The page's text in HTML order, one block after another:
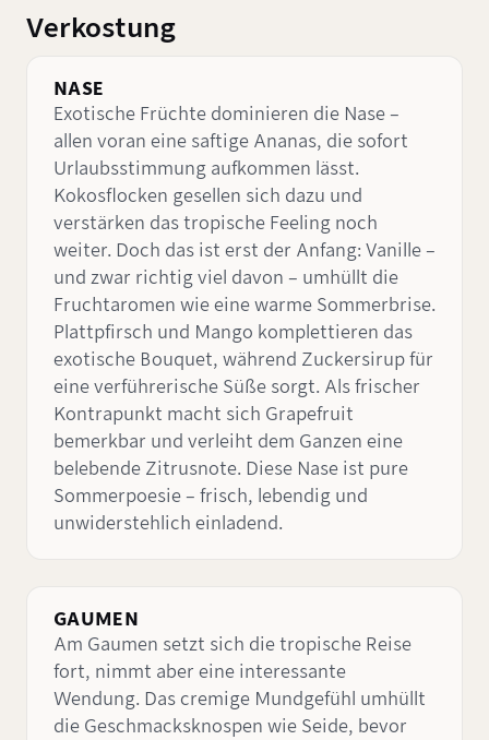
Verkostung
NASE
Exotische Früchte dominieren die Nase –
allen voran eine saftige Ananas, die sofort
Urlaubsstimmung aufkommen lässt.
Kokosflocken gesellen sich dazu und
verstärken das tropische Feeling noch
weiter. Doch das ist erst der Anfang: Vanille –
und zwar richtig viel davon – umhüllt die
Fruchtaromen wie eine warme Sommerbrise.
Plattpfirsch und Mango komplettieren das
exotische Bouquet, während Zuckersirup für
eine verführerische Süße sorgt. Als frischer
Kontrapunkt macht sich Grapefruit
bemerkbar und verleiht dem Ganzen eine
belebende Zitrusnote. Diese Nase ist pure
Sommerpoesie – frisch, lebendig und
unwiderstehlich einladend.
GAUMEN
Am Gaumen setzt sich die tropische Reise
fort, nimmt aber eine interessante
Wendung. Das cremige Mundgefühl umhüllt
die Geschmacksknospen wie Seide, bevor